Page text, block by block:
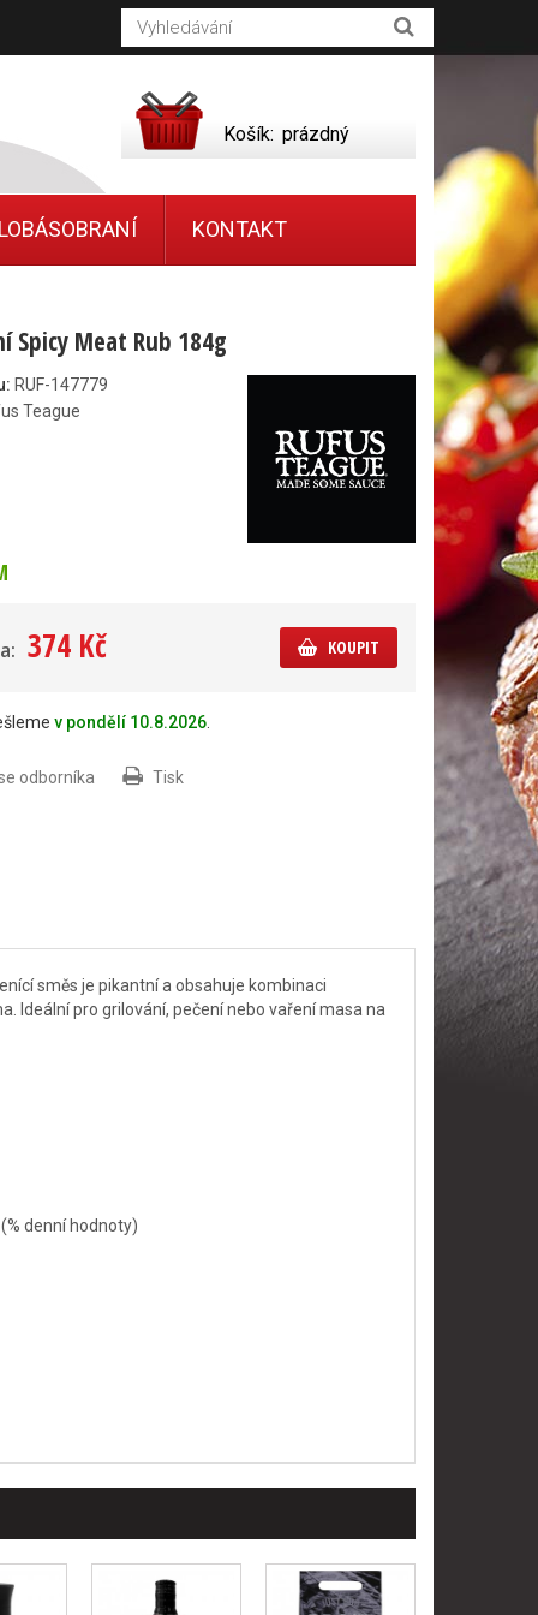
Spicy Meat Rub 184g
RUF-147779
Teague
374 Kč KOUPIT
v pondělí 10.8.2026
odborníka Tisk
směs je pikantní a obsahuje kombinaci
Ideální pro grilování, pečení nebo vaření masa na
denní hodnoty)
Košík: prázdný
KONTAKT